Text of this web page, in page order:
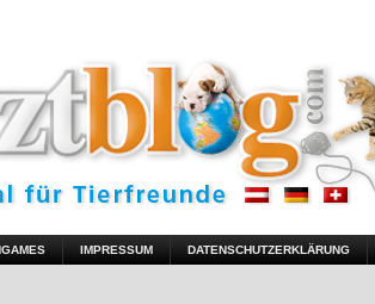
IMPRESSUM DATENSCHUTZERKLÄRUNG